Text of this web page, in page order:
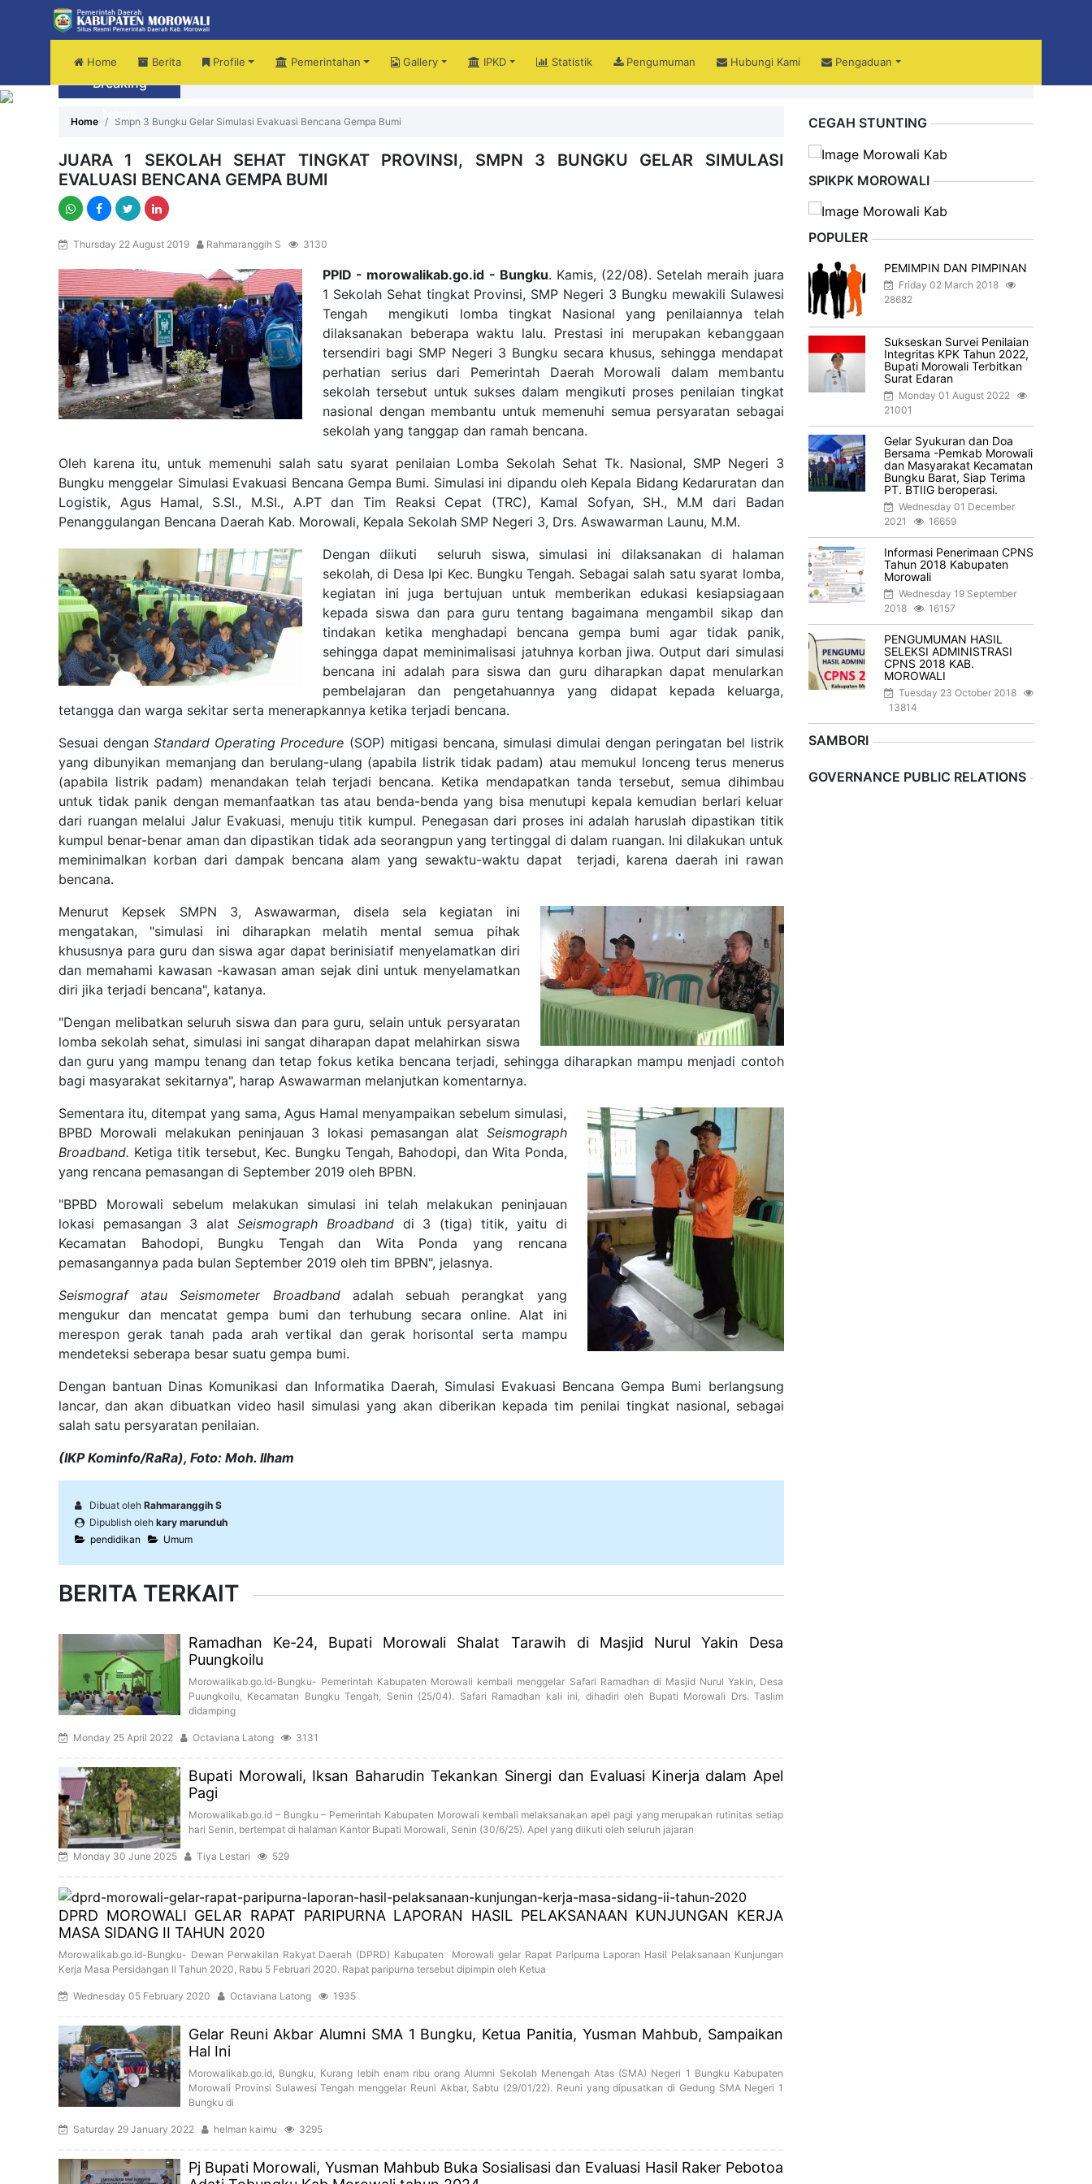
Home Berita Profile Pemerintahan Gallery IPKD Statistik Pengumuman Hubungi Kami Pengaduan
Breaking
News
Audiensi Dengan Kemendikdasmen, Bupati Iksan Perjuangkan Peningkatan Mutu dan Pemerataan Pendidikan Morowali
Home Smpn 3 Bungku Gelar Simulasi Evakuasi Bencana Gempa Bumi
JUARA 1 SEKOLAH SEHAT TINGKAT PROVINSI, SMPN 3 BUNGKU GELAR SIMULASI
EVALUASI BENCANA GEMPA BUMI
Thursday 22 August 2019 Rahmaranggih S 3130
PPID - morowalikab.go.id - Bungku. Kamis, (22/08). Setelah meraih juara
1 Sekolah Sehat tingkat Provinsi, SMP Negeri 3 Bungku mewakili Sulawesi
Tengah mengikuti lomba tingkat Nasional yang penilaiannya telah
dilaksanakan beberapa waktu lalu. Prestasi ini merupakan kebanggaan
tersendiri bagi SMP Negeri 3 Bungku secara khusus, sehingga mendapat
perhatian serius dari Pemerintah Daerah Morowali dalam membantu
sekolah tersebut untuk sukses dalam mengikuti proses penilaian tingkat
nasional dengan membantu untuk memenuhi semua persyaratan sebagai
sekolah yang tanggap dan ramah bencana.
Oleh karena itu, untuk memenuhi salah satu syarat penilaian Lomba Sekolah Sehat Tk. Nasional, SMP Negeri 3
Bungku menggelar Simulasi Evakuasi Bencana Gempa Bumi. Simulasi ini dipandu oleh Kepala Bidang Kedaruratan dan
Logistik, Agus Hamal, S.SI., M.SI., A.PT dan Tim Reaksi Cepat (TRC), Kamal Sofyan, SH., M.M dari Badan
Penanggulangan Bencana Daerah Kab. Morowali, Kepala Sekolah SMP Negeri 3, Drs. Aswawarman Launu, M.M.
Dengan diikuti seluruh siswa, simulasi ini dilaksanakan di halaman
sekolah, di Desa Ipi Kec. Bungku Tengah. Sebagai salah satu syarat lomba,
kegiatan ini juga bertujuan untuk memberikan edukasi kesiapsiagaan
kepada siswa dan para guru tentang bagaimana mengambil sikap dan
tindakan ketika menghadapi bencana gempa bumi agar tidak panik,
sehingga dapat meminimalisasi jatuhnya korban jiwa. Output dari simulasi
bencana ini adalah para siswa dan guru diharapkan dapat menularkan
pembelajaran dan pengetahuannya yang didapat kepada keluarga,
tetangga dan warga sekitar serta menerapkannya ketika terjadi bencana.
Sesuai denganStandard Operating Procedure (SOP) mitigasi bencana, simulasi dimulai dengan peringatan bel listrik
yang dibunyikan memanjang dan berulang-ulang (apabila listrik tidak padam) atau memukul lonceng terus menerus
(apabila listrik padam) menandakan telahterjadi bencana. Ketika mendapatkan tanda tersebut, semua dihimbau
untuk tidak panik dengan memanfaatkan tas atau benda-benda yang bisa menutupi kepala kemudian berlari keluar
dari ruangan melalui Jalur Evakuasi, menuju titik kumpul. Penegasan dari proses ini adalah haruslah dipastikan titik
kumpul benar-benar aman dan dipastikan tidak ada seorangpun yang tertinggal di dalam ruangan. Ini dilakukan untuk
meminimalkan korban dari dampak bencana alam yang sewaktu-waktu dapat terjadi, karena daerah ini rawan
bencana.
Menurut Kepsek SMPN 3, Aswawarman, disela sela kegiatan ini
mengatakan, "simulasi ini diharapkan melatih mental semua pihak
khususnya para guru dan siswa agar dapat berinisiatif menyelamatkan diri
dan memahami kawasan -kawasan aman sejak dini untuk menyelamatkan
diri jika terjadi bencana", katanya.
"Dengan melibatkan seluruh siswa dan para guru, selain untuk persyaratan
lomba sekolah sehat, simulasi ini sangat diharapan dapat melahirkan siswa
dan guru yang mampu tenang dan tetap fokus ketika bencana terjadi, sehingga diharapkan mampu menjadi contoh
bagi masyarakat sekitarnya", harap Aswawarman melanjutkan komentarnya.
Sementara itu, ditempat yang sama, Agus Hamal menyampaikan sebelum simulasi,
BPBD Morowali melakukan peninjauan 3 lokasi pemasangan alat Seismograph
Broadband. Ketiga titik tersebut, Kec. Bungku Tengah, Bahodopi, dan Wita Ponda,
yang rencana pemasangan di September 2019 oleh BPBN.
"BPBD Morowali sebelum melakukan simulasi ini telah melakukan peninjauan
lokasi pemasangan 3 alatSeismograph Broadbanddi 3 (tiga) titik, yaitu di
Kecamatan Bahodopi, Bungku Tengah dan Wita Ponda yang rencana
pemasangannya pada bulan September 2019 oleh tim BPBN", jelasnya.
Seismograf atau Seismometer Broadbandadalah sebuah perangkat yang
mengukur dan mencatat gempa bumi dan terhubung secara online. Alat ini
merespon gerak tanah pada arah vertikal dan gerak horisontal serta mampu
mendeteksi seberapa besar suatu gempa bumi.
Dengan bantuan Dinas Komunikasi dan Informatika Daerah, Simulasi Evakuasi Bencana Gempa Bumi berlangsung
lancar, dan akan dibuatkan video hasil simulasi yang akan diberikan kepada tim penilai tingkat nasional, sebagai
salah satu persyaratan penilaian.
(IKPKominfo/RaRa), Foto: Moh. Ilham
Dibuat oleh Rahmaranggih S
Dipublish oleh kary marunduh
pendidikan
Umum
BERITA TERKAIT
Ramadhan Ke-24, Bupati Morowali Shalat Tarawih di Masjid Nurul Yakin Desa
Puungkoilu
Morowalikab.go.id-Bungku- Pemerintah Kabupaten Morowali kembali menggelar Safari Ramadhan di Masjid Nurul Yakin, Desa
Puungkoilu, Kecamatan Bungku Tengah, Senin (25/04). Safari Ramadhan kali ini, dihadiri oleh Bupati Morowali Drs. Taslim
didamping
Monday 25 April 2022 Octaviana Latong 3131
Bupati Morowali, Iksan Baharudin Tekankan Sinergi dan Evaluasi Kinerja dalam Apel
Pagi
Morowalikab.go.id – Bungku – Pemerintah Kabupaten Morowali kembali melaksanakan apel pagi yang merupakan rutinitas setiap
hari Senin, bertempat di halaman Kantor Bupati Morowali, Senin (30/6/25). Apel yang diikuti oleh seluruh jajaran
Monday 30 June 2025 Tiya Lestari 529
DPRD MOROWALI GELAR RAPAT PARIPURNA LAPORAN HASIL PELAKSANAAN KUNJUNGAN KERJA
MASA SIDANG II TAHUN 2020
Morowalikab.go.id-Bungku- Dewan Perwakilan Rakyat Daerah (DPRD) Kabupaten Morowali gelar Rapat Paripurna Laporan Hasil Pelaksanaan Kunjungan
Kerja Masa Persidangan II Tahun 2020, Rabu 5 Februari 2020. Rapat paripurna tersebut dipimpin oleh Ketua
Wednesday 05 February 2020 Octaviana Latong 1935
Gelar Reuni Akbar Alumni SMA 1 Bungku, Ketua Panitia, Yusman Mahbub, Sampaikan
Hal Ini
Morowalikab.go.id, Bungku, Kurang lebih enam ribu orang Alumni Sekolah Menengah Atas (SMA) Negeri 1 Bungku Kabupaten
Morowali Provinsi Sulawesi Tengah menggelar Reuni Akbar, Sabtu (29/01/22). Reuni yang dipusatkan di Gedung SMA Negeri 1
Bungku di
Saturday 29 January 2022 helman kaimu 3295
Pj Bupati Morowali, Yusman Mahbub Buka Sosialisasi dan Evaluasi Hasil Raker Pebotoa
CEGAH STUNTING
SPIKPK MOROWALI
POPULER
PEMIMPIN DAN PIMPINAN
Friday 02 March 2018
28682
Sukseskan Survei Penilaian
Integritas KPK Tahun 2022,
Bupati Morowali Terbitkan
Surat Edaran
Monday 01 August 2022
21001
Gelar Syukuran dan Doa
Bersama -Pemkab Morowali
dan Masyarakat Kecamatan
Bungku Barat, Siap Terima
PT. BTIIG beroperasi.
Wednesday 01 December
2021
16659
Informasi Penerimaan CPNS
Tahun 2018 Kabupaten
Morowali
Wednesday 19 September
2018
16157
PENGUMUMAN HASIL
SELEKSI ADMINISTRASI
CPNS 2018 KAB.
MOROWALI
Tuesday 23 October 2018
13814
SAMBORI
Previous
Next
GOVERNANCE PUBLIC RELATIONS